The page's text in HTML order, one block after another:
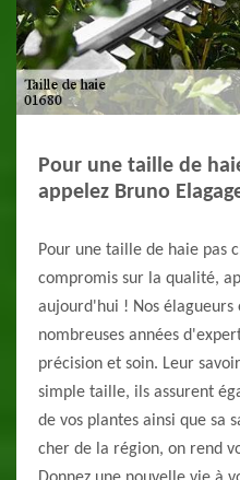
Pour une taille de
appelez Bruno
Pour une taille de haie pas
compromis sur la qualité,
aujourd'hui ! Nos
nombreuses années
précision et soin. Leur
simple taille, ils assurent
de vos plantes ainsi que sa
cher de la région, on rend